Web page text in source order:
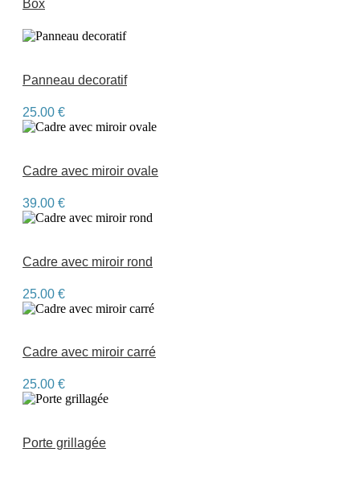
Box
Panneau decoratif
25.00 €
Cadre avec miroir ovale
39.00 €
Cadre avec miroir rond
25.00 €
Cadre avec miroir carré
25.00 €
Porte grillagée